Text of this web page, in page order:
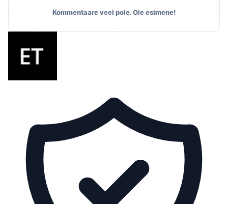
Kommentaare veel pole. Ole esimene!